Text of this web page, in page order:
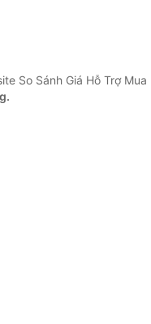
So Sánh Giá Hỗ Trợ Mua